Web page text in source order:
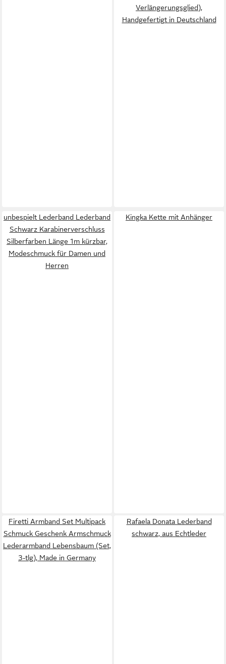
Verlängerungsglied),
Handgefertigt in Deutschland
unbespielt Lederband Lederband
Schwarz Karabinerverschluss
Silberfarben Länge 1m kürzbar,
Modeschmuck für Damen und
Herren
Kingka Kette mit Anhänger
Firetti Armband Set Multipack
Schmuck Geschenk Armschmuck
Lederarmband Lebensbaum (Set,
3-tlg), Made in Germany
Rafaela Donata Lederband
schwarz, aus Echtleder